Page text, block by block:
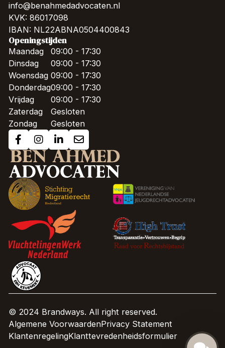
info@benahmedadvocaten.nl
KVK: 86017098
IBAN: NL22ABNA0504400843
Openingstijden
Maandag
Dinsdag
Woensdag
Donderdag
Vrijdag
Zaterdag
Zondag
09:00 - 17:30
09:00 - 17:30
09:00 - 17:30
09:00 - 17:30
09:00 - 17:30
Gesloten
Gesloten
© 2024 Brandways. All right reserved.
Algemene VoorwaardenPrivacy Statement
KlantenregelingKlanttevredenheidsformulier